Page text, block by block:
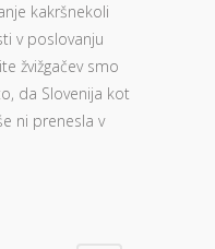
kakršnekoli
v poslovanju
žvižgačev smo
da Slovenija kot
ni prenesla v